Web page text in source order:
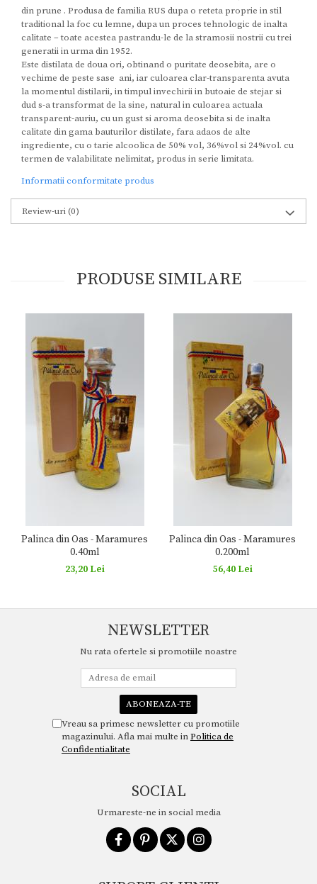
din prune . Produsa de familia RUS dupa o reteta proprie in stil
traditional la foc cu lemne, dupa un proces tehnologic de inalta
calitate – toate acestea pastrandu-le de la stramosii nostrii cu trei
generatii in urma din 1952.
Este distilata de doua ori, obtinand o puritate deosebita, are o
vechime de peste sase ani, iar culoarea clar-transparenta avuta
la momentul distilarii, in timpul invechirii in butoaie de stejar si
dud s-a transformat de la sine, natural in culoarea actuala
transparent-auriu, cu un gust si aroma deosebita si de inalta
calitate din gama bauturilor distilate, fara adaos de alte
ingrediente, cu o tarie alcoolica de 50% vol, 36%vol si 24%vol. cu
termen de valabilitate nelimitat, produs in serie limitata.
Informatii conformitate produs
Review-uri(0)
PRODUSE SIMILARE
Palinca din Oas - Maramures
0.40ml
23,20 Lei
Palinca din Oas - Maramures
0.200ml
56,40 Lei
NEWSLETTER
Nu rata ofertele si promotiile noastre
Vreau sa primesc newsletter cu promotiile
magazinului. Afla mai multe inPolitica de
Confidentialitate
SOCIAL
Urmareste-ne in social media